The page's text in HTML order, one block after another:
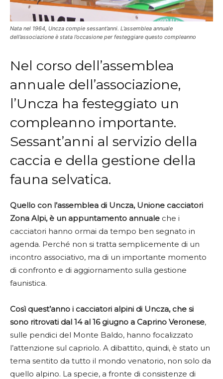
Nata nel 1964, Uncza compie sessant’anni. L’assemblea annuale
dell’associazione è stata l’occasione per festeggiare questo compleanno
Nel corso dell’assemblea
annuale dell’associazione,
l’Uncza ha festeggiato un
compleanno importante.
Sessant’anni al servizio della
caccia e della gestione della
fauna selvatica.
Quello con l’assemblea di Uncza, Unione cacciatori
Zona Alpi, è un appuntamento annuale che i
cacciatori hanno ormai da tempo ben segnato in
agenda. Perché non si tratta semplicemente di un
incontro associativo, ma di un importante momento
di confronto e di aggiornamento sulla gestione
faunistica.
Così quest’anno i cacciatori alpini di Uncza, che si
sono ritrovati dal 14 al 16 giugno a Caprino Veronese,
sulle pendici del Monte Baldo, hanno focalizzato
l’attenzione sul capriolo. A dibattito, quindi, è stato un
tema sentito da tutto il mondo venatorio, non solo da
quello alpino. La specie, a fronte di consistenze di